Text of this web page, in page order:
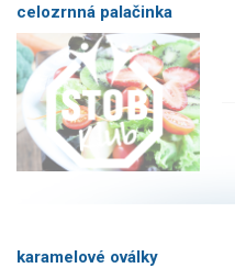
celozrnná palačinka
karamelové oválky